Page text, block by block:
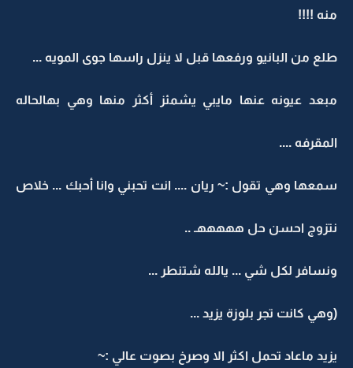
منه !!!!
طلع من البانيو ورفعها قبل لا ينزل راسها جوى المويه ...
مبعد عيونه عنها مايبي يشمئز أكثر منها وهي بهالحاله
المقرفه ....
سمعها وهي تقول :~ ريان .... انت تحبني وانا أحبك ... خلاص
نتزوج احسن حل هههههـ ..
ونسافر لكل شي ... يالله شتنطر ...
(وهي كانت تجر بلوزة يزيد ...
يزيد ماعاد تحمل اكثر الا وصرخ بصوت عالي :~